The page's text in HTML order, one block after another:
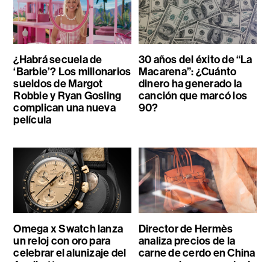
¿Habrá secuela de
‘Barbie’? Los millonarios
sueldos de Margot
Robbie y Ryan Gosling
complican una nueva
película
30 años del éxito de “La
Macarena”: ¿Cuánto
dinero ha generado la
canción que marcó los
90?
Omega x Swatch lanza
un reloj con oro para
celebrar el alunizaje del
Director de Hermès
analiza precios de la
carne de cerdo en China